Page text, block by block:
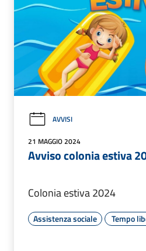
AVVISI
21 MAGGIO 2024
Avviso colonia estiva
Colonia estiva 2024
Assistenza sociale Tempo